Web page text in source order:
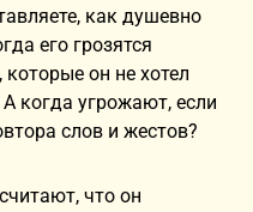
как душевно
его грозятся
которые он не хотел
когда угрожают, если
слов и жестов?
что он